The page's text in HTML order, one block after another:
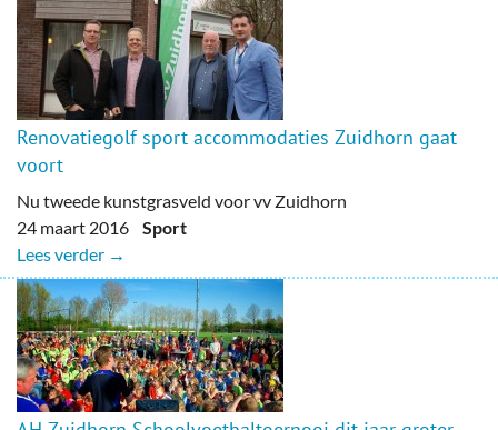
Renovatiegolf sport accommodaties Zuidhorn gaat
voort
Nu tweede kunstgrasveld voor vv Zuidhorn
24 maart 2016 Sport
Lees verder →